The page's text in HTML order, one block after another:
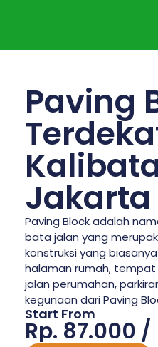
Paving
Jakarta
Paving Block adalah
bata jalan yang
konstruksi yang
halaman rumah, tempat
jalan perumahan,
kegunaan dari Paving
Start From
Rp. 87.000 /